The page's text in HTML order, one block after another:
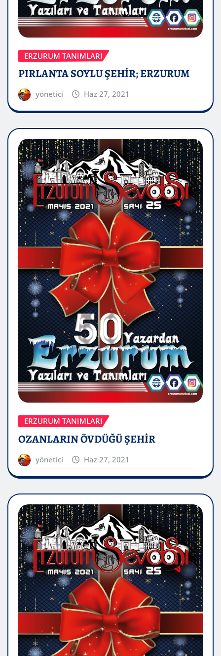
ERZURUM TANIMLARI
PIRLANTA SOYLU ŞEHİR; ERZURUM
yönetici Haz 27, 2021
ERZURUM TANIMLARI
OZANLARIN ÖVDÜĞÜ ŞEHİR
yönetici Haz 27, 2021